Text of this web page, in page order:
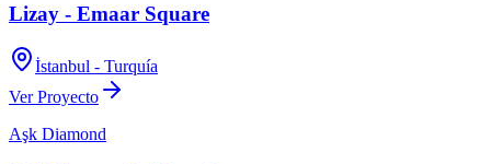
Lizay - Emaar Square
İstanbul - Turquía
Ver Proyecto
Aşk Diamond